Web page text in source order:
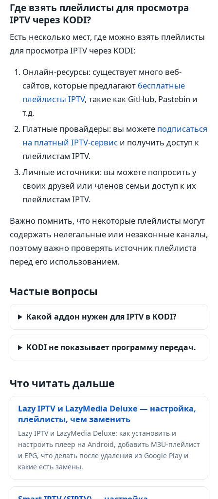
Где взять плейлисты для просмотра
IPTV через KODI?
Есть несколько мест, где можно взять плейлисты
для просмотра IPTV через KODI:
Онлайн-ресурсы: существует много веб-
сайтов, которые предлагают бесплатные
плейлисты IPTV, такие как GitHub, Pastebin и
т.д.
Платные провайдеры: вы можете подписаться
на платный IPTV-сервис и получить доступ к
плейлистам IPTV.
Личные источники: вы можете попросить у
своих друзей или членов семьи доступ к их
плейлистам IPTV.
Важно помнить, что некоторые плейлисты могут
содержать нелегальные или незаконные каналы,
поэтому важно проверять источник плейлиста
перед его использованием.
Частые вопросы
Какой аддон нужен для IPTV в KODI?
KODI не показывает программу передач.
Что читать дальше
Lazy IPTV и LazyMedia Deluxe — настройка,
плейлисты, чем заменить
Lazy IPTV и LazyMedia Deluxe: как установить и
настроить плеер на Android, добавить M3U-плейлист
и EPG, что делать после удаления из Google Play и
какие есть замены.